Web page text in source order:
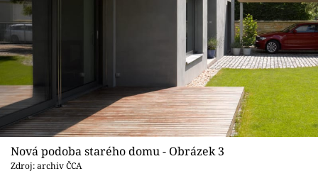
Nová podoba starého domu - Obrázek 3
Zdroj: archiv ČCA